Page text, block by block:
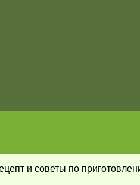
и советы по